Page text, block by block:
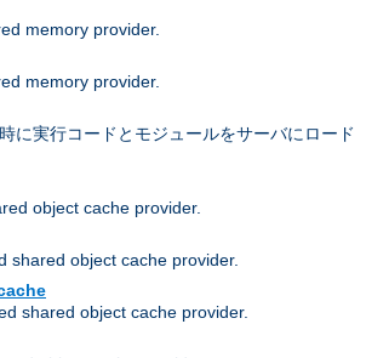
memory provider.
memory provider.
に実行コードとモジュールをサーバにロード
object cache provider.
shared object cache provider.
shared object cache provider.